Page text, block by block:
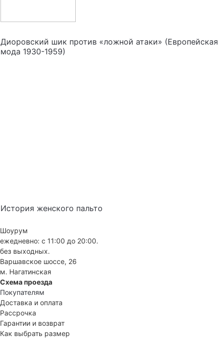
Диоровский шик против «ложной атаки» (Европейская
мода 1930-1959)
История женского пальто
Шоурум
ежедневно: с 11:00 до 20:00.
без выходных.
Варшавское шоссе, 26
м. Нагатинская
Схема проезда
Покупателям
Доставка и оплата
Рассрочка
Гарантии и возврат
Как выбрать размер